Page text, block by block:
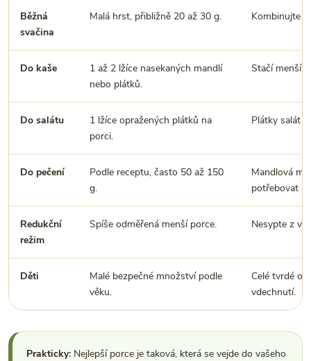
Běžná
svačina
Malá hrst, přibližně 20 až 30 g. Kombinujte
Do kaše
1 až 2 lžíce nasekaných mandlí
nebo plátků.
Stačí menší
Do salátu
1 lžíce opražených plátků na
porci.
Plátky salát
Do pečení
Podle receptu, často 50 až 150
g.
Mandlová
potřebovat
Redukční
režim
Spíše odměřená menší porce. Nesypte z
Děti
Malé bezpečné množství podle
věku.
Celé tvrdé
vdechnutí.
Prakticky: Nejlepší porce je taková, která se vejde do vašeho